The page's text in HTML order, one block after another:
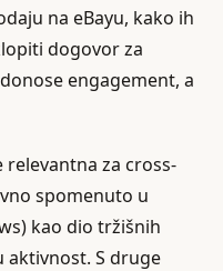
na eBayu, kako ih
dogovor za
engagement, a
relevantna za cross-
spomenuto u
kao dio tržišnih
S druge